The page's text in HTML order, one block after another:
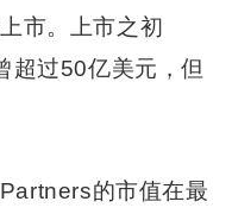
市。上市之初
超过50亿美元，但
的市值在最